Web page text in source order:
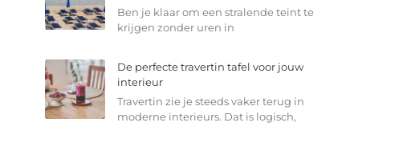
Ben je klaar om een stralende teint te
krijgen zonder uren in
De perfecte travertin tafel voor jouw
interieur
Travertin zie je steeds vaker terug in
moderne interieurs. Dat is logisch,